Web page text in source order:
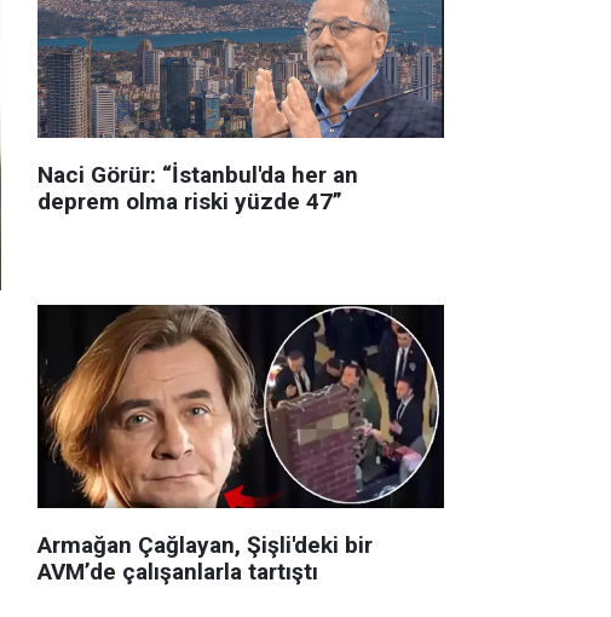
Naci Görür: “İstanbul'da her an
deprem olma riski yüzde 47”
Armağan Çağlayan, Şişli'deki bir
AVM’de çalışanlarla tartıştı